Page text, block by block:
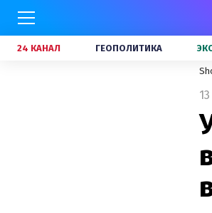
24 КАНАЛ ГЕОПОЛИТИКА